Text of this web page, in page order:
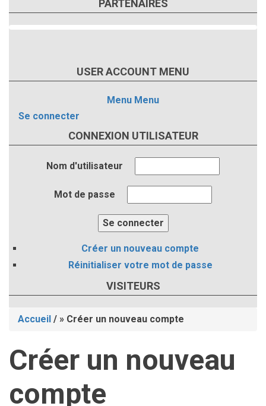
PARTENAIRES
USER ACCOUNT MENU
Menu Menu
Se connecter
CONNEXION UTILISATEUR
Nom d'utilisateur
Mot de passe
Créer un nouveau compte
Réinitialiser votre mot de passe
VISITEURS
d'Ariane
Accueil / Créer un nouveau compte
Créer un nouveau
compte